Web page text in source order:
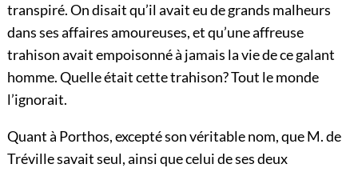
transpiré. On disait qu’il avait eu de grands malheurs
dans ses affaires amoureuses, et qu’une affreuse
trahison avait empoisonné à jamais la vie de ce galant
homme. Quelle était cette trahison? Tout le monde
l’ignorait.
Quant à Porthos, excepté son véritable nom, que M. de
Tréville savait seul, ainsi que celui de ses deux